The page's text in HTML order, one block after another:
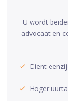
U wordt
advocaat en
Dient
Hoger